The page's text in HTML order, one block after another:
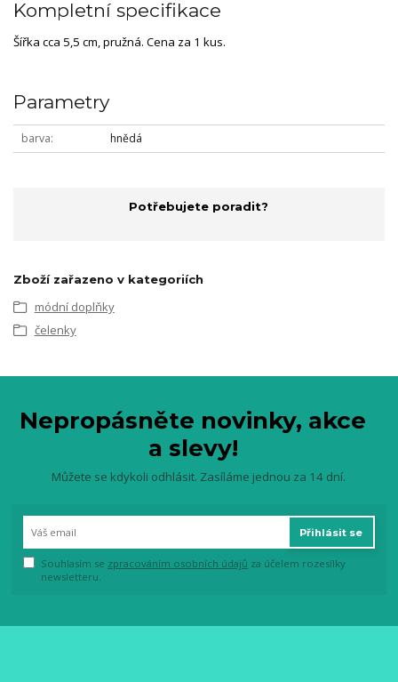
Kompletní specifikace
Šířka cca 5,5 cm, pružná. Cena za 1 kus.
Parametry
barva hnědá
Potřebujete poradit?
Zboží zařazeno v kategoriích
módní doplňky
čelenky
Nepropásněte novinky, akce
a slevy!
Můžete se kdykoli odhlásit. Zasíláme jednou za 14 dní.
Přihlásit se
Souhlasím se zpracováním osobních údajů za účelem rozesílky
newsletteru.